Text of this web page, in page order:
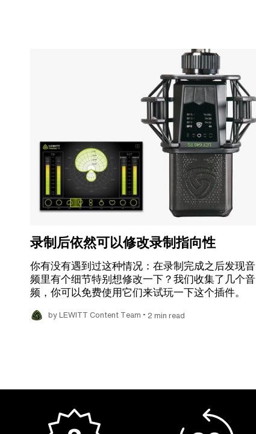
录制后依然可以修改录制指向性
你有没有遇到过这种情况：在录制完成之后发现音
频里有个细节特别想修改一下？我们收集了几个音
频，你可以免费使用它们来试玩一下这个插件。
by LEWITT Content Team • 2 min read